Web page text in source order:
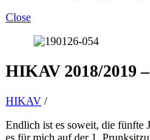
Close
HIKAV 2018/2019
HIKAV /
Endlich ist es soweit, die fünfte
es für mich auf der 1.